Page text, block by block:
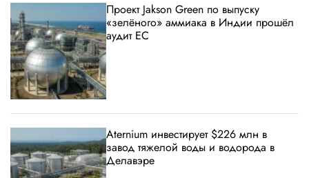
Проект Jakson Green по выпуску
«зелёного» аммиака в Индии прошёл
аудит ЕС
Aternium инвестирует $226 млн в
завод тяжелой воды и водорода в
Делавэре